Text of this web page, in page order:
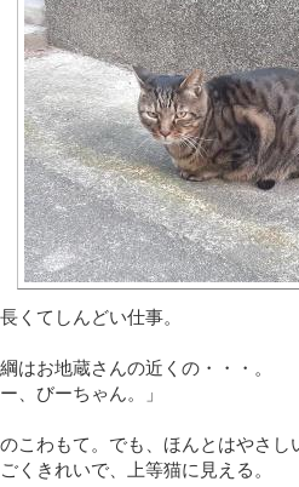
くてしんどい仕事。
はお地蔵さんの近くの・・・。
、びーちゃん。」
こわもて。でも、ほんとはやさし
くきれいで、上等猫に見える。